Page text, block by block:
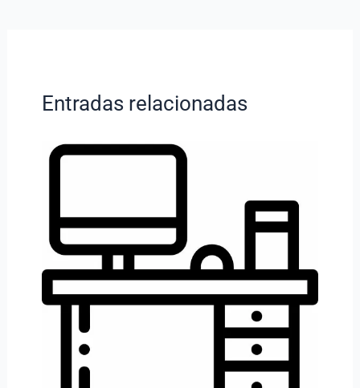
Entradas relacionadas